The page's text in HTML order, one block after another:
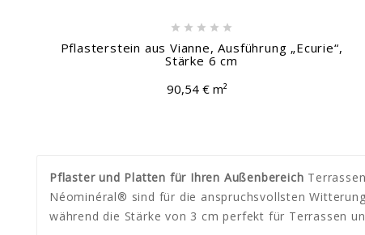
    
Pflasterstein aus Vianne, Ausführung „Ecurie“,
Stärke 6 cm
90,54 € m²
Pflaster und Platten für Ihren Außenbereich
Néominéral® sind für die anspruchsvollsten
während die Stärke von 3 cm perfekt für Terrassen